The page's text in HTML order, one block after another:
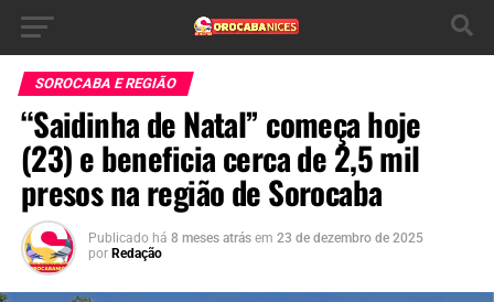
SOROCABA E REGIÃO
“Saidinha de Natal” começa hoje
(23) e beneficia cerca de 2,5 mil
presos na região de Sorocaba
Publicado há 8 meses atrás em 23 de dezembro de 2025
por Redação